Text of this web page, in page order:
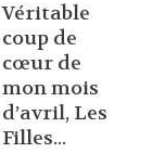
Véritable
coup de
cœur de
mon mois
d’avril, Les
Filles...